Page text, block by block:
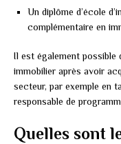
Un diplôme d’école
complémentaire en
Il est également possible
immobilier après avoir
secteur, par exemple en
responsable de
Quelles sont